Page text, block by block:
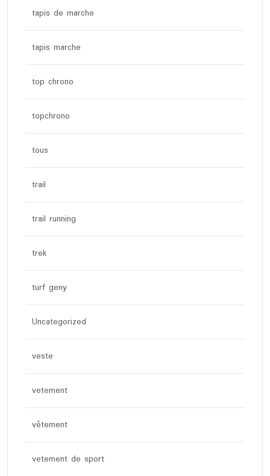
tapis de marche
tapis marche
top chrono
topchrono
tous
trail
trail running
trek
turf geny
Uncategorized
veste
vetement
vêtement
vetement de sport